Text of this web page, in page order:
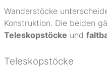
Wanderstöcke
Konstruktion. Die beiden
Teleskopstöcke und
Teleskopstöcke